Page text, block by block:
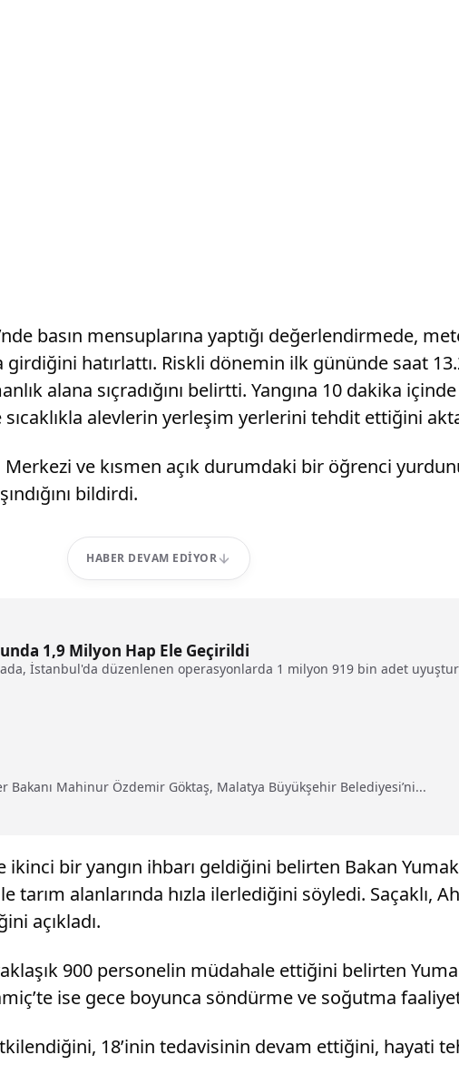
basın mensuplarına yaptığı değerlendirmede,
hatırlattı. Riskli dönemin ilk gününde saat
alana sıçradığını belirtti. Yangına 10 dakika
alevlerin yerleşim yerlerini tehdit ettiğini
ve kısmen açık durumdaki bir öğrenci
bildirdi.
HABER DEVAM EDIYOR
1,9 Milyon Hap Ele Geçirildi
İstanbul'da düzenlenen operasyonlarda 1 milyon 919 bin adet
Bakanı Mahinur Özdemir Göktaş, Malatya Büyükşehir Belediyesi’ni...
bir yangın ihbarı geldiğini belirten Bakan
tarım alanlarında hızla ilerlediğini söyledi. Saçaklı,
açıkladı.
900 personelin müdahale ettiğini belirten
ise gece boyunca söndürme ve soğutma
18’inin tedavisinin devam ettiğini, hayati